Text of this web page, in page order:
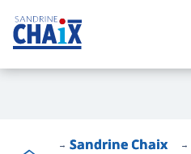
Sandrine Chaix